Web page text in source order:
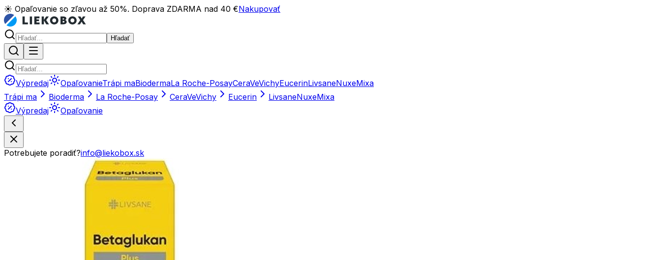
☀️ Opaľovanie so zľavou až 50%. Doprava ZDARMA nad 40 €Nakupovať
Hľadať
Výpredaj OpaľovanieTrápi maBiodermaLa Roche-PosayCeraVeVichyEucerinLivsaneNuxeMixa
Trápi ma
Bioderma La Roche-Posay CeraVeVichy Eucerin LivsaneNuxeMixa
Výpredaj
Opaľovanie
Potrebujete poradiť?info@liekobox.sk